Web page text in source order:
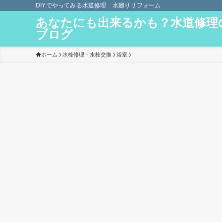
DIYでやってみる水道修理 水廻りリフォーム
あなたにも出来るかも？水道修理
ブログ
ホーム 水栓修理・水栓交換 浴室